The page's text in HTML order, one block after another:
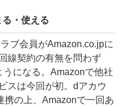
・使える
ブ会員がAmazon.co.jpに
線契約の有無を問わず
になる。Amazonで他社
スは今回が初。dアカウ
携の上、Amazonで一回あ